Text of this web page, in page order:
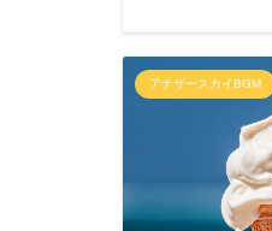
アナザースカイBGM